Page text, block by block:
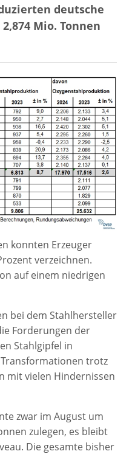
deutsche
Mio. Tonnen
konnten Erzeuger
verzeichnen.
auf einem niedrigen
bei dem Stahlhersteller
Forderungen der
Stahlgipfel in
trotz
mit vielen Hindernissen
zwar im August um
zulegen, es bleibt
Die gesamte bisher